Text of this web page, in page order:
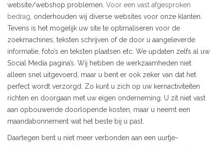
website/webshop problemen. Voor een vast afgesproken
bedrag , onderhouden wij diverse websites voor onze klanten.
Tevens is het mogelijk uw site te optimaliseren voor de
zoekmachines, teksten schrijven of de door u aangeleverde
informatie, foto’s en teksten plaatsen etc. We updaten zelfs al uw
Social Media pagina’s. Wij hebben de werkzaamheden niet
alleen snel uitgevoerd, maar u bent er ook zeker van dat het
perfect wordt verzorgd. Zo kunt u zich op uw kernactiviteiten
richten en doorgaan met uw eigen onderneming. U zit niet vast
aan opbouwende doorlopende kosten, maar u neemt een
maandabonnement wat het beste bij u past.
Daartegen bent u niet meer verbonden aan een uurtje-